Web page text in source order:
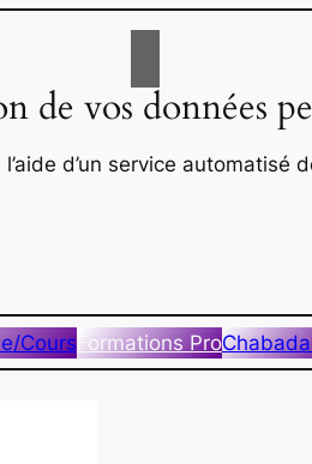
de vos données
d’un service
Cours Formations Pro